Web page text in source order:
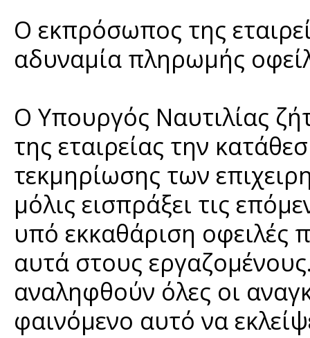
Ο εκπρόσωπος της
αδυναμία πληρωμής
Ο Υπουργός Ναυτιλίας
της εταιρείας την
τεκμηρίωσης των
μόλις εισπράξει τις
υπό εκκαθάριση
αυτά στους
αναληφθούν όλες οι
φαινόμενο αυτό να